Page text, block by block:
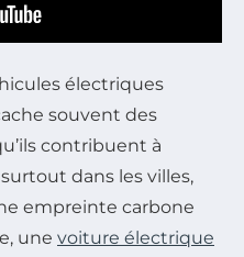
électriques
souvent des
contribuent à
dans les villes,
empreinte carbone
une voiture électrique